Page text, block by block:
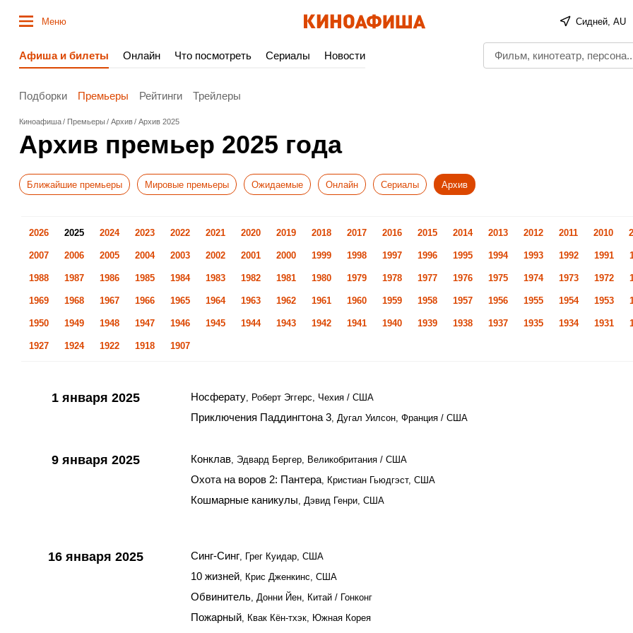
Меню Сидней, AU
Афиша и билеты Онлайн Что посмотреть Сериалы Новости
Подборки Премьеры Рейтинги Трейлеры
Киноафиша Премьеры Архив Архив 2025
Архив премьер 2025 года
Ближайшие премьеры Мировые премьеры Ожидаемые Онлайн Сериалы Архив
2026 2025 2024 2023 2022 2021 2020 2019 2018 2017 2016 2015 2014 2013 2012 2011 2010
2007 2006 2005 2004 2003 2002 2001 2000 1999 1998 1997 1996 1995 1994 1993 1992 1991
1988 1987 1986 1985 1984 1983 1982 1981 1980 1979 1978 1977 1976 1975 1974 1973 1972
1969 1968 1967 1966 1965 1964 1963 1962 1961 1960 1959 1958 1957 1956 1955 1954 1953
1950 1949 1948 1947 1946 1945 1944 1943 1942 1941 1940 1939 1938 1937 1935 1934 1931
1927 1924 1922 1918 1907
1 января 2025 Носферату, Роберт Эггерс, Чехия / США
Приключения Паддингтона 3, Дугал Уилсон, Франция / США
9 января 2025 Конклав, Эдвард Бергер, Великобритания / США
Охота на воров 2: Пантера, Кристиан Гьюдгэст, США
Кошмарные каникулы, Дэвид Генри, США
16 января 2025 Синг-Синг, Грег Куидар, США
10 жизней, Крис Дженкинс, США
Обвинитель, Донни Йен, Китай / Гонконг
Пожарный, Квак Кён-тхэк, Южная Корея